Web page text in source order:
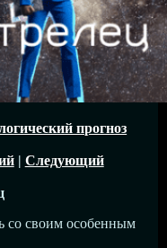
прогноз
| Следующий
со своим особенным